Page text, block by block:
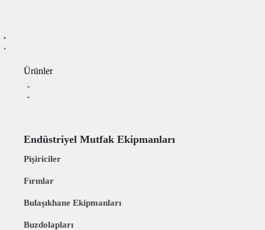
Ürünler
Endüstriyel Mutfak Ekipmanları
Pişiriciler
Fırınlar
Bulaşıkhane Ekipmanları
Buzdolapları